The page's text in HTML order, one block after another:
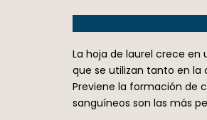
La hoja de laurel crece
que se utilizan tanto en la
Previene la formación de
sanguíneos son las más